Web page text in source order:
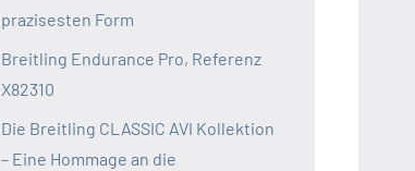
prazisesten Form
Breitling Endurance Pro, Referenz
X82310
Die Breitling CLASSIC AVI Kollektion
– Eine Hommage an die